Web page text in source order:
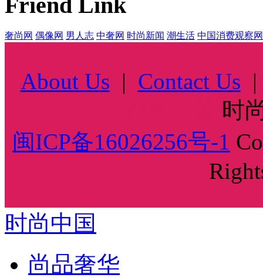
奢尚网 偶像网 男人志 中奢网 时尚新闻 潮生活 中国消费观察网
About Us | Contact Us
时
闽ICP备16026256号-1
时尚中国
尚品奢华